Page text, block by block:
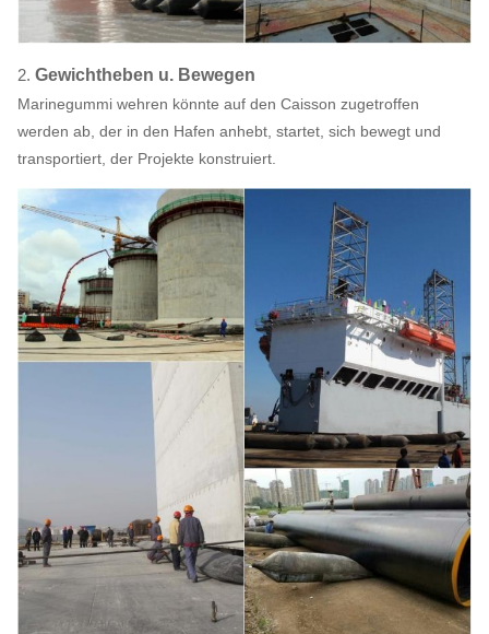
2. Gewichtheben u. Bewegen
Marinegummi wehren könnte auf den Caisson zugetroffen
werden ab, der in den Hafen anhebt, startet, sich bewegt und
transportiert, der Projekte konstruiert.